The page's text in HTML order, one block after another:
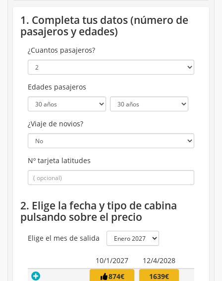
1. Completa tus datos (número de
pasajeros y edades)
¿Cuantos pasajeros?
Edades pasajeros
¿Viaje de novios?
Nº tarjeta latitudes
2. Elige la fecha y tipo de cabina
pulsando sobre el precio
Elige el mes de salida
10/1/2027 12/4/2028
874€ 1639€